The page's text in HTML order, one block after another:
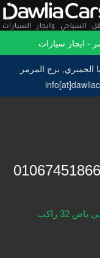
- ايجار سيارات
الجمبري, برج المرمر
ايجار ميني باص 32 راكب -01067451866
32 راكب